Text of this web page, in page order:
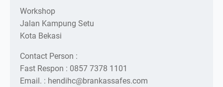
Workshop
Jalan Kampung Setu
Kota Bekasi
Contact Person :
Fast Respon : 0857 7378 1101
Email. : hendihc@brankassafes.com